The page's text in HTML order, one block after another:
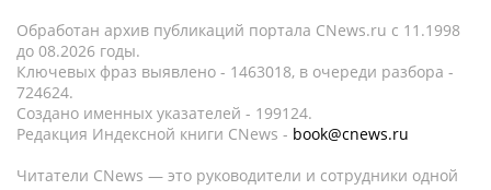
Обработан архив публикаций портала CNews.ru c 11.1998
до 08.2026 годы.
Ключевых фраз выявлено - 1463018, в очереди разбора -
724624.
Создано именных указателей - 199124.
Редакция Индексной книги CNews - book@cnews.ru
Читатели CNews — это руководители и сотрудники одной